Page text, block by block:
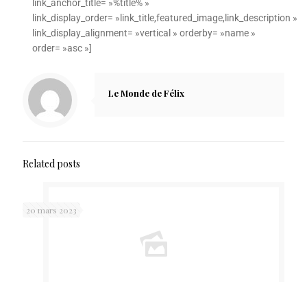
link_anchor_title= »%title% »
link_display_order= »link_title,featured_image,link_description »
link_display_alignment= »vertical » orderby= »name »
order= »asc »]
Le Monde de Félix
Related posts
20 mars 2023